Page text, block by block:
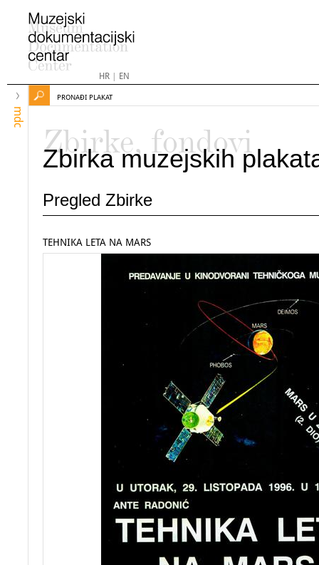
HR| EN
mdc
PRONAĐI PLAKAT
Zbirke, fondovi
Zbirka muzejskih
Pregled Zbirke
TEHNIKA LETA NA MARS